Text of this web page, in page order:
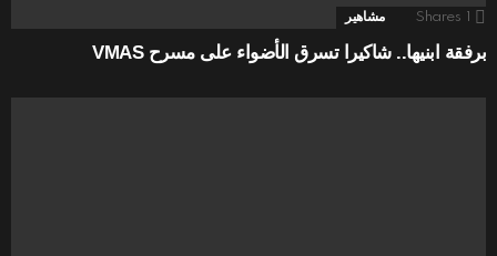
1
Shares مشاهير
برفقة ابنيها.. شاكيرا تسرق الأضواء على مسرح VMAS